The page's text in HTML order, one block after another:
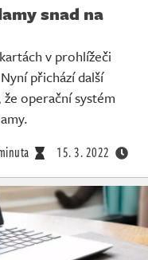
snad na
v prohlížeči
přichází další
operační systém
15. 3. 2022